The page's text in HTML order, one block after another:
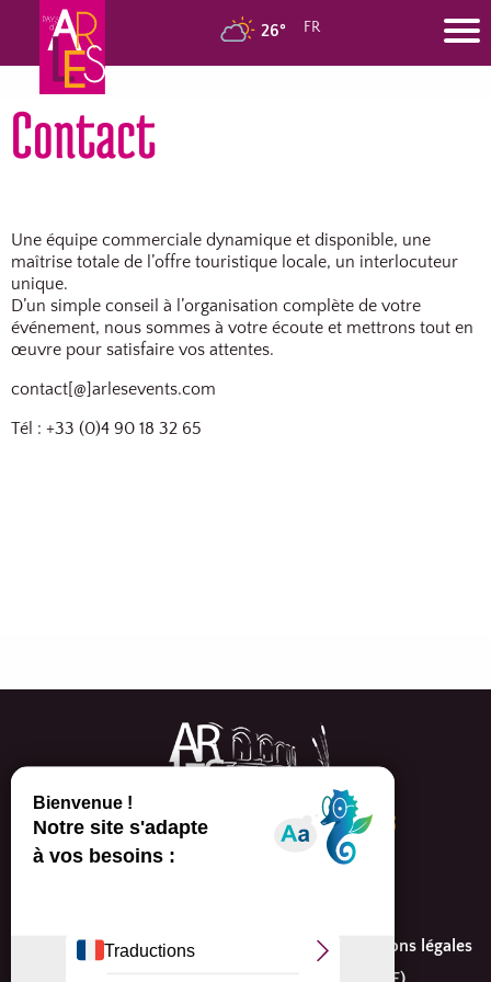
26° FR
Contact
Une équipe commerciale dynamique et disponible, une
maîtrise totale de l’offre touristique locale, un interlocuteur
unique.
D’un simple conseil à l’organisation complète de votre
événement, nous sommes à votre écoute et mettrons tout en
œuvre pour satisfaire vos attentes.
contact[@]arlesevents.com
Tél : +33 (0)4 90 18 32 65
Arles Events, congrès et séminaires
Tél. 04 90 18 32 65
Espace presse Partenaires/Réseaux
Mentions légales